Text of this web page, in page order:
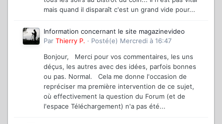
mais quand il disparaît c'est un grand vide pour...
Information concernant le site magazinevideo
Par Thierry P. · Posté(e) Mercredi à 16:47
Bonjour, Merci pour vos commentaires, les uns
déçus, les autres avec des idées, parfois bonnes
ou pas. Normal. Cela me donne l'occasion de
repréciser ma première intervention de ce sujet,
où effectivement la question du Forum (et de
l'espace Téléchargement) n'a pas été...